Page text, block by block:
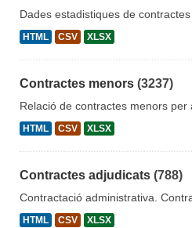
Dades estadistiques de
HTML CSV XLSX
Contractes menors (3237)
Relació de contractes menors per
HTML CSV XLSX
Contractes adjudicats (788)
Contractació administrativa.
HTML CSV XLSX